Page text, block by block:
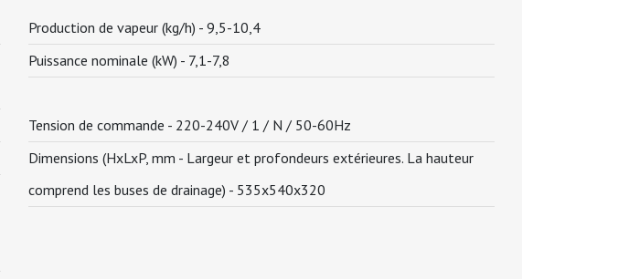
Production de vapeur (kg/h) - 9,5-10,4
Puissance nominale (kW) - 7,1-7,8
Tension de commande - 220-240V / 1 / N / 50-60Hz
Dimensions (HxLxP, mm - Largeur et profondeurs extérieures. La hauteur
comprend les buses de drainage) - 535x540x320